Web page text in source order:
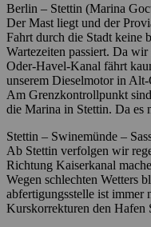
Berlin – Stettin (Marina
Der Mast liegt und der
Fahrt durch die Stadt keine
Wartezeiten passiert. Da
Oder-Havel-Kanal fährt
unserem Dieselmotor in
Am Grenzkontrollpunkt
die Marina in Stettin. Da es
Stettin – Swinemünde –
Ab Stettin verfolgen wir
Richtung Kaiserkanal
Wegen schlechten Wetters
abfertigungs­stelle ist immer
Kurskorrekturen den Hafen